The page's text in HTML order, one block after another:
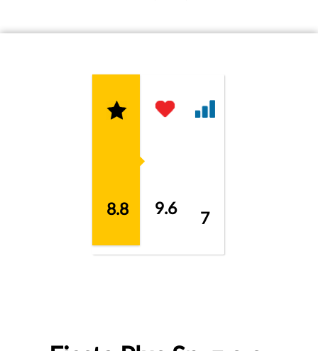
8.8 9.6
7